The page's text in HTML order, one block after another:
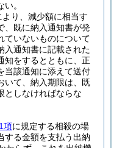
。
より、減少額に相当す
、既に納入通知書が発
ていないものについて
入通知書に記載された
知をするとともに、正
当該通知に添えて送付
いて、納入期限は、既
としなければならな
項に規定する相殺の場
する金額を支払う出納